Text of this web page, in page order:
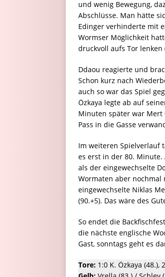
und wenig Bewegung,
Abschlüsse. Man hätte
Edinger verhinderte mit
Wormser Möglichkeit
druckvoll aufs Tor lenken
Ddaou reagierte und
Schon kurz nach
auch so war das Spiel
Özkaya legte ab auf
Minuten später war Mert
Pass in die Gasse
Im weiteren Spielverlauf
es erst in der 80.
als der eingewechselte
Wormaten aber nochmal
eingewechselte Niklas
(90.+5). Das wäre des
So endet die
die nächste englische
Gast, sonntags geht es
Tore: 1:0 K. Özkaya (48.),